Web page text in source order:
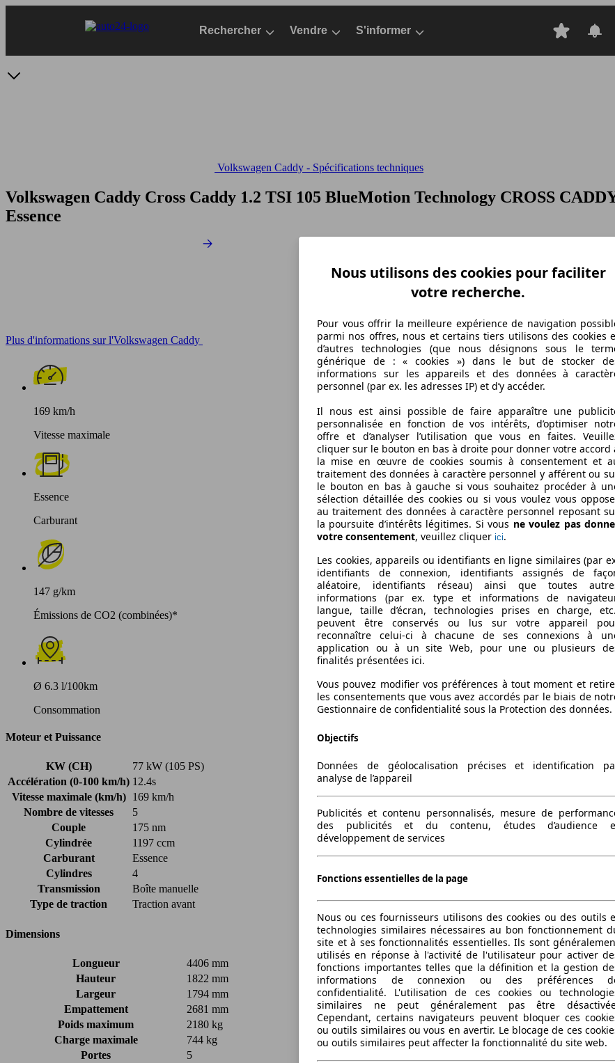
Rechercher Vendre S'informer
Volkswagen Caddy - Spécifications techniques
Volkswagen Caddy Cross Caddy 1.2 TSI 105 BlueMotion Technology CROSS
Essence
Plus d'informations sur l'Volkswagen Caddy
169 km/h
Vitesse maximale
Essence
Carburant
147 g/km
Émissions de CO2 (combinées)*
Ø 6.3 l/100km
Consommation
Moteur et Puissance
KW (CH)
77 kW (105 PS)
Accélération (0-100 km/h) 12.4s
Vitesse maximale (km/h)
169 km/h
Nombre de vitesses
5
Couple
175 nm
Cylindrée
1197 ccm
Carburant
Essence
Cylindres
4
Transmission
Boîte manuelle
Type de traction
Traction avant
Dimensions
Longueur
4406 mm
Hauteur
1822 mm
Largeur
1794 mm
Empattement
2681 mm
Poids maximum
2180 kg
Charge maximale
744 kg
Portes
5
Nous utilisons des cookies pour faciliter
votre recherche.
Pour vous offrir la meilleure expérience de navigation
parmi nos offres, nous et certains tiers utilisons des cookies
d’autres technologies (que nous désignons sous le
générique de : « cookies ») dans le but de stocker
informations sur les appareils et des données à
personnel (par ex. les adresses IP) et d’y accéder.
Il nous est ainsi possible de faire apparaître une
personnalisée en fonction de vos intérêts, d’optimiser
offre et d’analyser l’utilisation que vous en faites.
cliquer sur le bouton en bas à droite pour donner votre accord
la mise en œuvre de cookies soumis à consentement et
traitement des données à caractère personnel y afférent ou
le bouton en bas à gauche si vous souhaitez procéder à
sélection détaillée des cookies ou si vous voulez vous
au traitement des données à caractère personnel reposant
la poursuite d’intérêts légitimes. Si vous ne voulez pas
votre consentement, veuillez cliquer ici.
Les cookies, appareils ou identifiants en ligne similaires (par
identifiants de connexion, identifiants assignés de
aléatoire, identifiants réseau) ainsi que toutes
informations (par ex. type et informations de
langue, taille d’écran, technologies prises en charge,
peuvent être conservés ou lus sur votre appareil
reconnaître celui-ci à chacune de ses connexions à
application ou à un site Web, pour une ou plusieurs
finalités présentées ici.
Vous pouvez modifier vos préférences à tout moment et
les consentements que vous avez accordés par le biais de
Gestionnaire de confidentialité sous la Protection des données.
Objectifs
Données de géolocalisation précises et identification
analyse de l’appareil
Publicités et contenu personnalisés, mesure de
des publicités et du contenu, études d’audience
développement de services
Fonctions essentielles de la page
Nous ou ces fournisseurs utilisons des cookies ou des outils
technologies similaires nécessaires au bon fonctionnement
site et à ses fonctionnalités essentielles. Ils sont
utilisés en réponse à l'activité de l'utilisateur pour activer
fonctions importantes telles que la définition et la gestion
informations de connexion ou des préférences
confidentialité. L'utilisation de ces cookies ou
similaires ne peut généralement pas être
Cependant, certains navigateurs peuvent bloquer ces
ou outils similaires ou vous en avertir. Le blocage de ces
ou outils similaires peut affecter la fonctionnalité du site web.